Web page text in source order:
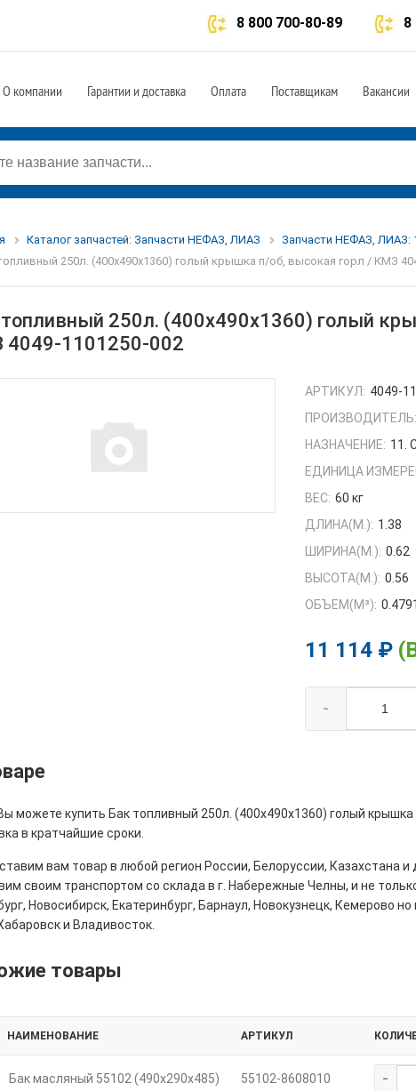
8
8 800 700-80-89
О компании Гарантии и доставка Оплата Поставщикам Вакансии
Каталог запчастей: Запчасти НЕФАЗ, ЛИАЗ
Запчасти НЕФАЗ, ЛИАЗ:
250л. (400х490х1360) голый крышка п/об, высокая горл / КМЗ
250л. (400х490х1360) голый
1101250-002
АРТИКУЛ: 4049-
ПРОИЗВОДИТЕЛЬ:
НАЗНАЧЕНИЕ: 11.
ЕДИНИЦА
ВЕС: 60 кг
ДЛИНА(М.): 1.38
ШИРИНА(М.): 0.62
ВЫСОТА(М.): 0.56
ОБЪЕМ(M³):
11 114 ₽
-
можете купить Бак топливный 250л. (400х490х1360) голый
в кратчайшие сроки.
вам товар в любой регион России, Белоруссии, Казахстана
своим транспортом со склада в г. Набережные Челны, и не
Новосибирск, Екатеринбург, Барнаул, Новокузнецк, Кемерово
и Владивосток.
товары
НАИМЕНОВАНИЕ АРТИКУЛ
Бак масляный 55102 (490х290х485) 55102-8608010 -